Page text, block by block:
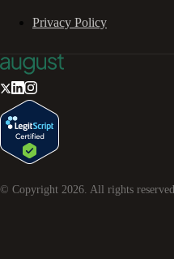
Privacy Policy
© Copyright 2026 . All rights reserved.